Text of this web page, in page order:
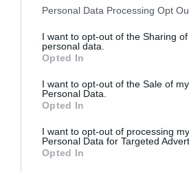
Personal Data Processing Opt
I want to opt-out of the Sharing
personal data.
Opted In
I want to opt-out of the Sale of my
Personal Data.
Opted In
I want to opt-out of processing my
Personal Data for Targeted
Opted In